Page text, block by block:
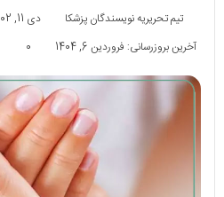
تیم تحریریه نویسندگان پزشکا
دی 11, 1402
آخرین بروزرسانی: فروردین 6, 1404
0